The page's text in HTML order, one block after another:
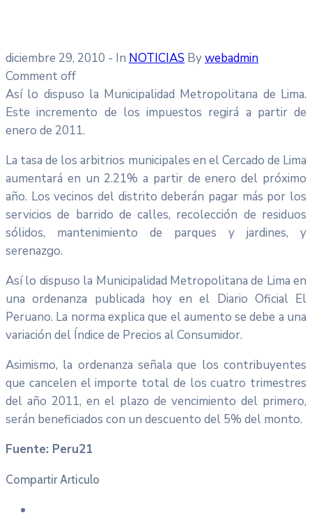
diciembre 29, 2010 - In NOTICIAS Bywebadmin
Comment off
Así lo dispuso la Municipalidad Metropolitana de Lima.
Este incremento de los impuestos regirá a partir de
enero de 2011.
La tasa de los arbitrios municipales en el Cercado de Lima
aumentará en un 2.21% a partir de enero del próximo
año. Los vecinos del distrito deberán pagar más por los
servicios de barrido de calles, recolección de residuos
sólidos, mantenimiento de parques y jardines, y
serenazgo.
Así lo dispuso la Municipalidad Metropolitana de Lima en
una ordenanza publicada hoy en el Diario Oficial El
Peruano. La norma explica que el aumento se debe a una
variación del Índice de Precios al Consumidor.
Asimismo, la ordenanza señala que los contribuyentes
que cancelen el importe total de los cuatro trimestres
del año 2011, en el plazo de vencimiento del primero,
serán beneficiados con un descuento del 5% del monto.
Fuente: Peru21
Compartir Articulo